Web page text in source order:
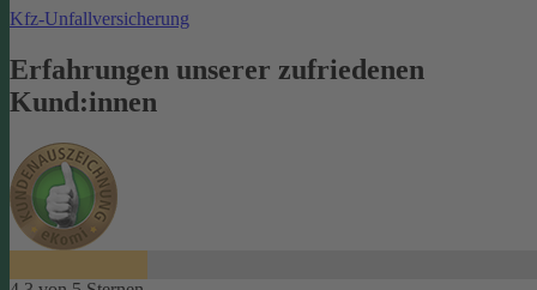
Kfz-Unfallversicherung
Erfahrungen unserer zufriedenen
Kund:innen